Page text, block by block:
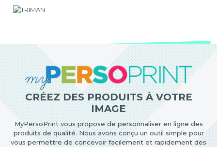
CRÉEZ DES PRODUITS À VOTRE
IMAGE
MyPersoPrint vous propose de personnaliser en ligne des
produits de qualité. Nous avons conçu un outil simple pour
vous permettre de concevoir facilement et rapidement des